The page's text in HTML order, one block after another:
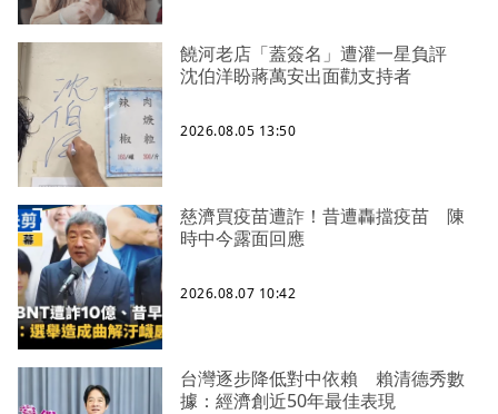
饒河老店「蓋簽名」遭灌一星負評
沈伯洋盼蔣萬安出面勸支持者
2026.08.05 13:50
慈濟買疫苗遭詐！昔遭轟擋疫苗 陳
時中今露面回應
2026.08.07 10:42
台灣逐步降低對中依賴 賴清德秀數
據：經濟創近50年最佳表現